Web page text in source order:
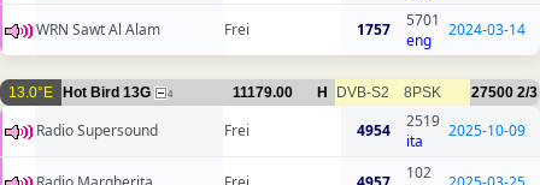
WRN Sawt Al Alam Frei 1757
5701
eng
2024-03-14
13.0°E Hot Bird 13G 4 11179.00 H DVB-S2 8PSK 27500 2/3
Radio Supersound Frei 4954
2519
ita
2025-10-09
102